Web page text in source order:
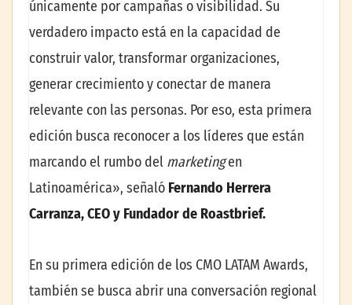
únicamente por campañas o visibilidad. Su
verdadero impacto está en la capacidad de
construir valor, transformar organizaciones,
generar crecimiento y conectar de manera
relevante con las personas. Por eso, esta primera
edición busca reconocer a los líderes que están
marcando el rumbo del marketingen
Latinoamérica», señaló Fernando Herrera
Carranza, CEO y Fundador de Roastbrief.
En su primera edición de los CMO LATAM Awards,
también se busca abrir una conversación regional